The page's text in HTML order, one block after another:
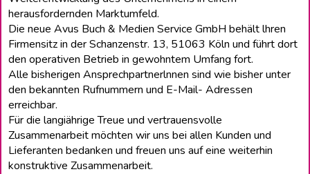
herausfordernden Marktumfeld.
Die neue Avus Buch & Medien Service GmbH behält lhren
Firmensitz in der Schanzenstr. 13, 51063 Köln und führt dort
den operativen Betrieb in gewohntem Umfang fort.
Alle bisherigen Ansprechpartnerlnnen sind wie bisher unter
den bekannten Rufnummern und E-Mail- Adressen
erreichbar.
Für die langiährige Treue und vertrauensvolle
Zusammenarbeit möchten wir uns bei allen Kunden und
Lieferanten bedanken und freuen uns auf eine weiterhin
konstruktive Zusammenarbeit.